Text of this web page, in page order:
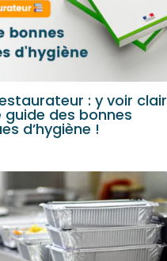
: y voir clair
guide des bonnes
d’hygiène !